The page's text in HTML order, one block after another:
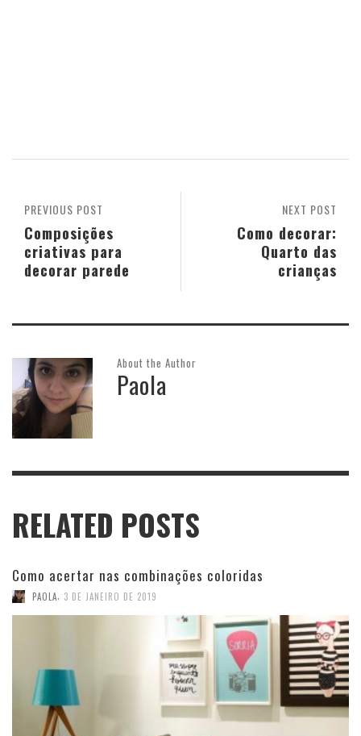
NEXT POST
Como decorar:
Quarto das
crianças
PREVIOUS POST
Composições
criativas para
decorar parede
About the Author
Paola
RELATED POSTS
Como acertar nas combinações coloridas
PAOLA, 3 DE JANEIRO DE 2019